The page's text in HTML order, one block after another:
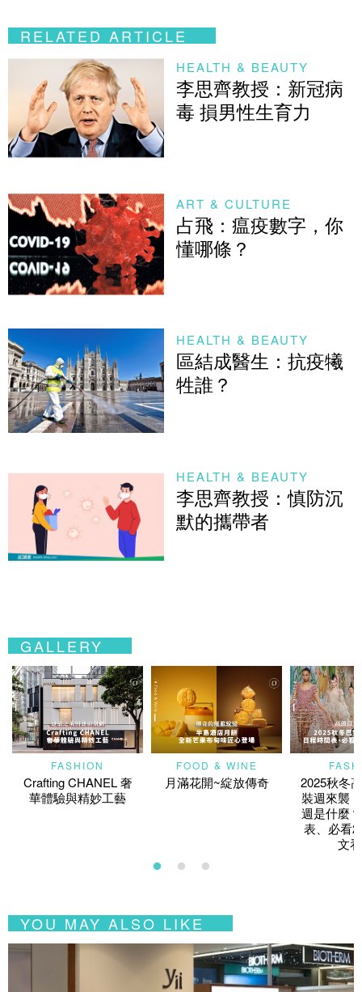
RELATED ARTICLE
HEALTH & BEAUTY
李思齊教授：新冠病
毒 損男性生育力
ART & CULTURE
占飛：瘟疫數字，你
懂哪條？
HEALTH & BEAUTY
區結成醫生：抗疫犧
牲誰？
HEALTH & BEAUTY
李思齊教授：慎防沉
默的攜帶者
GALLERY
FASHION
Crafting CHANEL 奢
華體驗與精妙工藝
FOOD & WINE
月滿花開~綻放傳奇
2025秋冬
裝週來襲
週是什麼
表、必看
文
YOU MAY ALSO LIKE